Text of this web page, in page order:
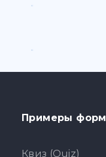
Примеры форм
Квиз (Quiz)